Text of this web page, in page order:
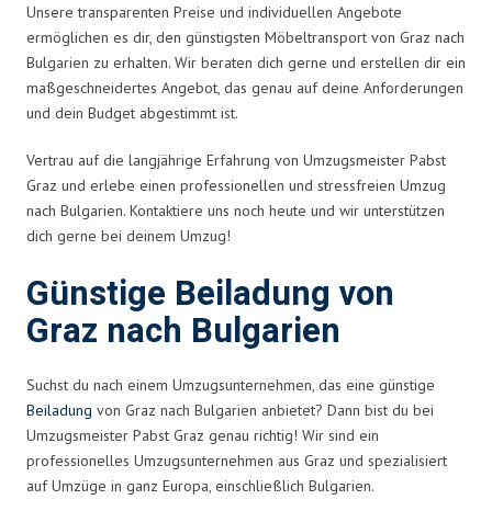
Unsere transparenten Preise und individuellen Angebote
ermöglichen es dir, den günstigsten Möbeltransport von Graz nach
Bulgarien zu erhalten. Wir beraten dich gerne und erstellen dir ein
maßgeschneidertes Angebot, das genau auf deine Anforderungen
und dein Budget abgestimmt ist.
Vertrau auf die langjährige Erfahrung von Umzugsmeister Pabst
Graz und erlebe einen professionellen und stressfreien Umzug
nach Bulgarien. Kontaktiere uns noch heute und wir unterstützen
dich gerne bei deinem Umzug!
Günstige Beiladung von
Graz nach Bulgarien
Suchst du nach einem Umzugsunternehmen, das eine günstige
Beiladung von Graz nach Bulgarien anbietet? Dann bist du bei
Umzugsmeister Pabst Graz genau richtig! Wir sind ein
professionelles Umzugsunternehmen aus Graz und spezialisiert
auf Umzüge in ganz Europa, einschließlich Bulgarien.